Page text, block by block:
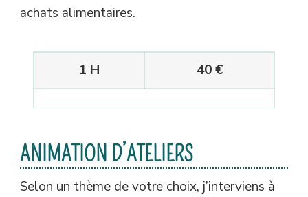
achats alimentaires.
1 H 40 €
ANIMATION D’ATELIERS
Selon un thème de votre choix, j’interviens à